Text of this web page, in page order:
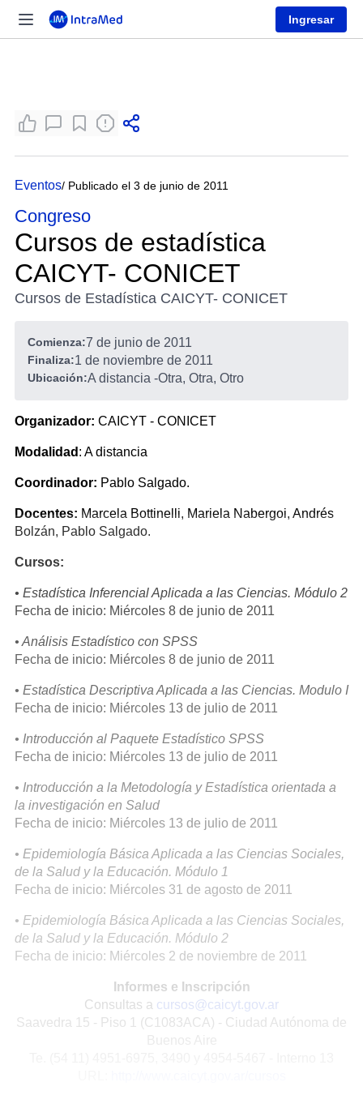
Ingresar
Eventos/ Publicado el 3 de junio de 2011
Congreso
Cursos de estadística
CAICYT- CONICET
Cursos de Estadística CAICYT- CONICET
Comienza:7 de junio de 2011
Finaliza:1 de noviembre de 2011
Ubicación:A distancia -Otra, Otra, Otro
Organizador: CAICYT - CONICET
Modalidad : A distancia
Coordinador: Pablo Salgado.
Docentes: Marcela Bottinelli, Mariela Nabergoi, Andrés
Bolzán, Pablo Salgado.
Cursos:
• Estadística Inferencial Aplicada a las Ciencias. Módulo 2
Fecha de inicio: Miércoles 8 de junio de 2011
• Análisis Estadístico con SPSS
Fecha de inicio: Miércoles 8 de junio de 2011
• Estadística Descriptiva Aplicada a las Ciencias. Modulo I
Fecha de inicio: Miércoles 13 de julio de 2011
• Introducción al Paquete Estadístico SPSS
Fecha de inicio: Miércoles 13 de julio de 2011
• Introducción a la Metodología y Estadística orientada a
la investigación en Salud
Fecha de inicio: Miércoles 13 de julio de 2011
• Epidemiología Básica Aplicada a las Ciencias Sociales,
de la Salud y la Educación. Módulo 1
Fecha de inicio: Miércoles 31 de agosto de 2011
• Epidemiología Básica Aplicada a las Ciencias Sociales,
de la Salud y la Educación. Módulo 2
Fecha de inicio: Miércoles 2 de noviembre de 2011
Informes e Inscripción
Consultas a cursos@caicyt.gov.ar
Saavedra 15 - Piso 1 (C1083ACA) - Ciudad Autónoma de